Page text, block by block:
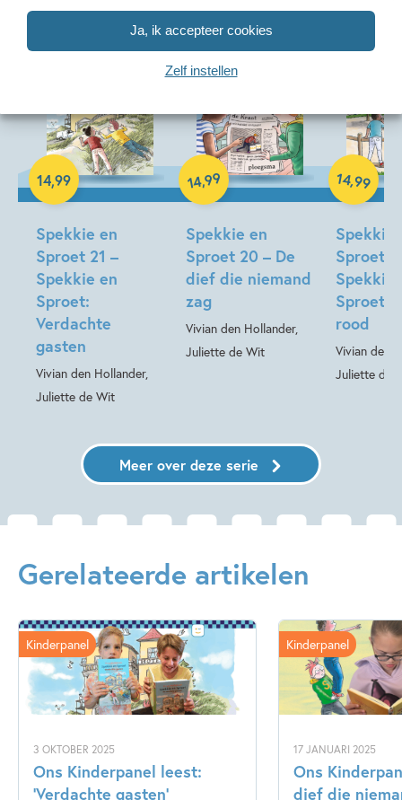
Ja, ik accepteer cookies
Zelf instellen
Spekkie en
Sproet 21 –
Spekkie en
Sproet:
Verdachte
gasten
Vivian den Hollander,
Juliette de Wit
14,99
Hardcover
Spekkie en
Sproet 20 – De
dief die niemand
zag
Vivian den Hollander,
Juliette de Wit
14,99
Hardcover
Spekkie
Sproet
Spekkie
Sproet:
rood
Vivian den
Juliette de
14,99
Hardcover
Meer over deze serie
Gerelateerde artikelen
3 OKTOBER 2025
Ons Kinderpanel leest:
‘Verdachte gasten’
Kinderpanel
17 JANUARI 2025
Ons
dief die
Kinderpanel